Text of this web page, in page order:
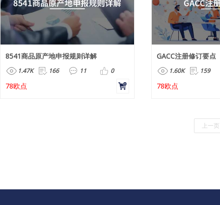
8541商品原产地申报规则详解
1.47K 166 11 0
78欧点
GACC注册修订要点
1.60K 159
78欧点
上一页